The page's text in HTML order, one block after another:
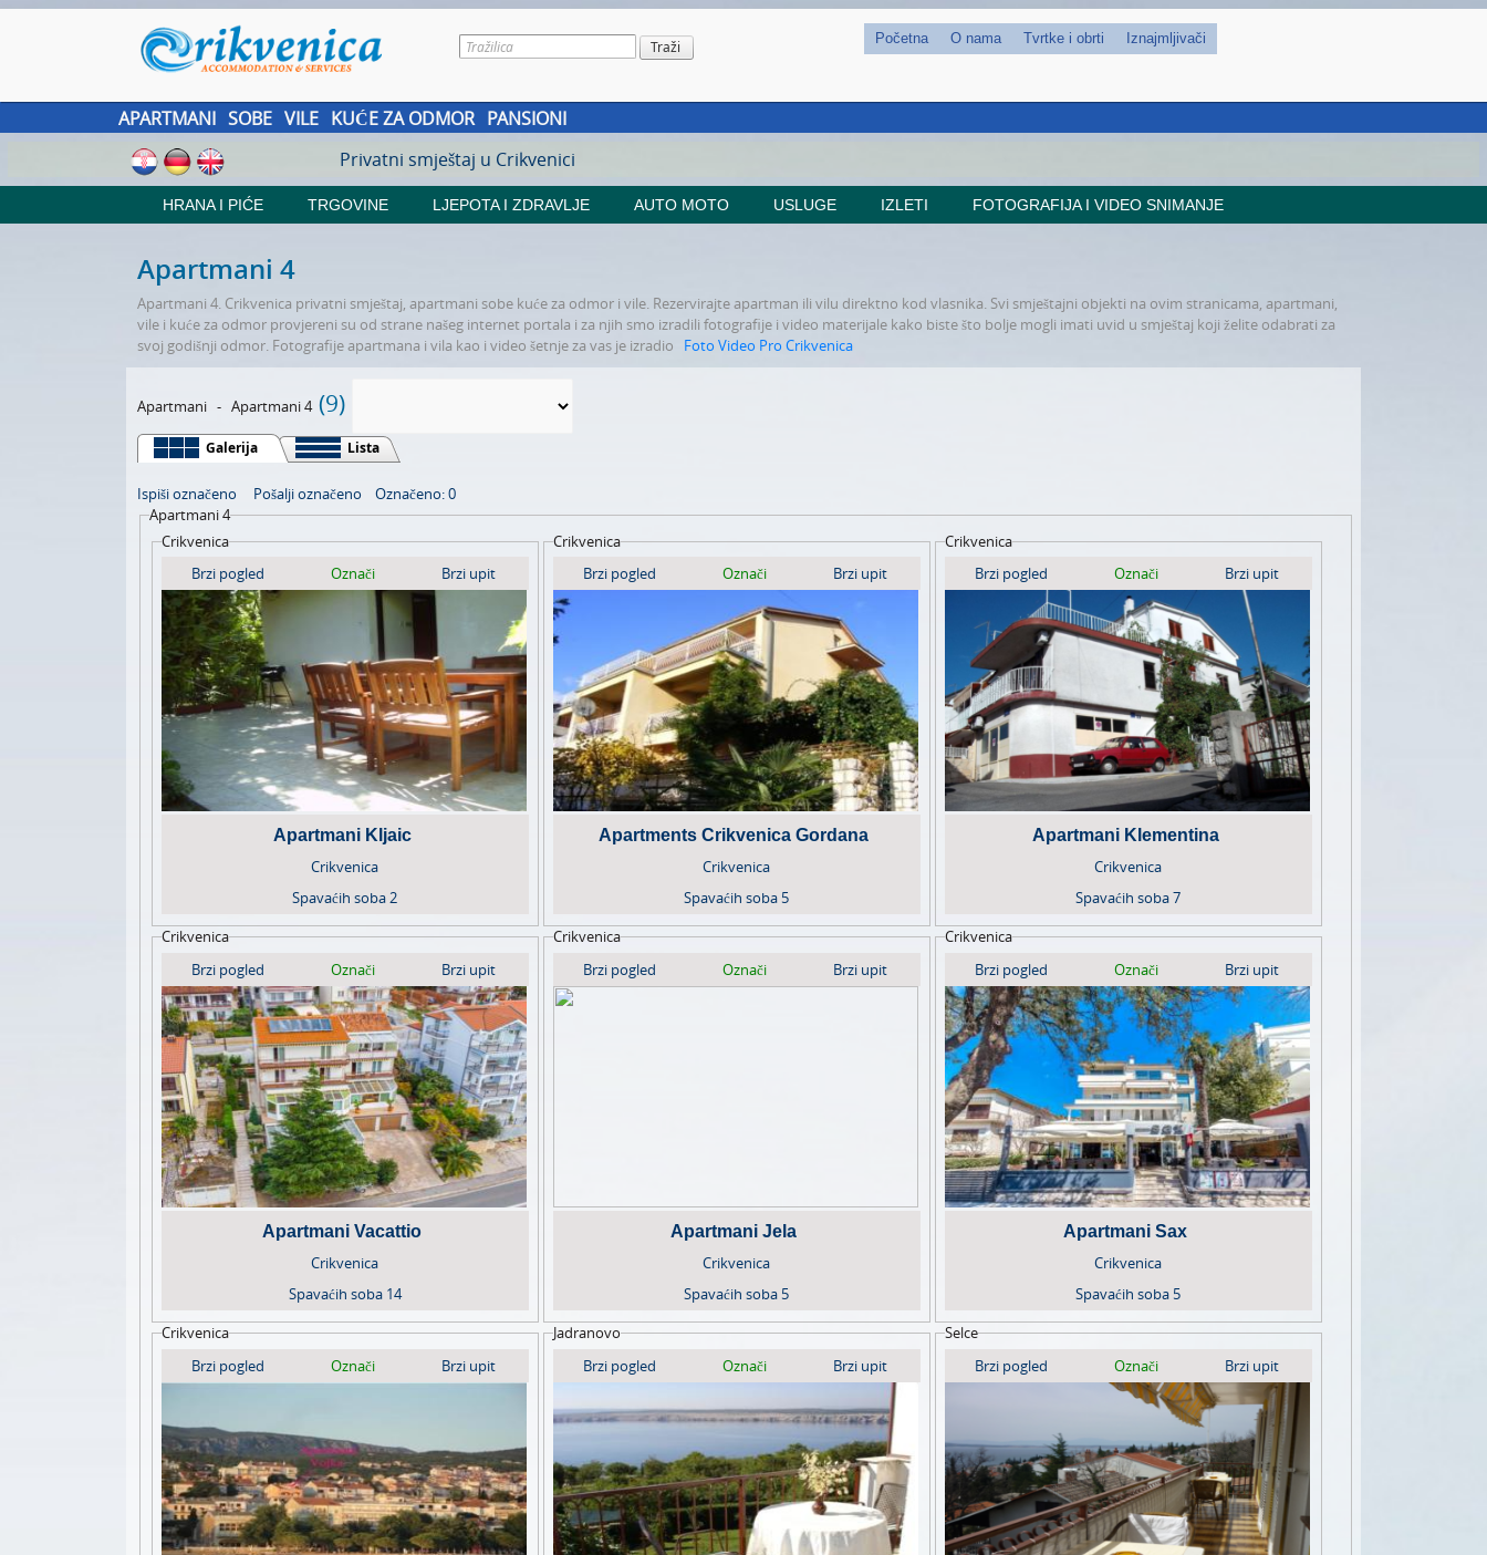
Početna O nama Tvrtke i obrti Iznajmljivači
APARTMANI SOBE VILE KUĆE ZA ODMOR PANSIONI
Privatni smještaj u Crikvenici
HRANA I PIĆE TRGOVINE LJEPOTA I ZDRAVLJE AUTO MOTO USLUGE IZLETI FOTOGRAFIJA I VIDEO SNIMANJE
Apartmani 4
Apartmani 4. Crikvenica privatni smještaj, apartmani sobe kuće za odmor i vile. Rezervirajte apartman ili vilu direktno kod vlasnika. Svi smještajni objekti na ovim stranicama, apartmani,
vile i kuće za odmor provjereni su od strane našeg internet portala i za njih smo izradili fotografije i video materijale kako biste što bolje mogli imati uvid u smještaj koji želite odabrati za
svoj godišnji odmor. Fotografije apartmana i vila kao i video šetnje za vas je izradio
Foto Video Pro Crikvenica
Apartmani- Apartmani 4 (9)
Galerija Lista
Ispiši označeno Pošalji označeno
Označeno: 0
Apartmani 4
Crikvenica
Brzi pogled
Označi Brzi upit
Apartmani Kljaic
Crikvenica
Spavaćih soba2
Crikvenica
Brzi pogled
Označi Brzi upit
Apartments Crikvenica Gordana
Crikvenica
Spavaćih soba 5
Crikvenica
Brzi pogled
Označi Brzi upit
Apartmani Klementina
Crikvenica
Spavaćih soba7
Crikvenica
Brzi pogled
Označi Brzi upit
Apartmani Vacattio
Crikvenica
Spavaćih soba 14
Crikvenica
Brzi pogled
Označi Brzi upit
Apartmani Jela
Crikvenica
Spavaćih soba 5
Crikvenica
Brzi pogled
Označi Brzi upit
Apartmani Sax
Crikvenica
Spavaćih soba 5
Crikvenica
Brzi pogled
Označi Brzi upit
Jadranovo
Brzi pogled
Označi Brzi upit
Selce
Brzi pogled
Označi Brzi upit